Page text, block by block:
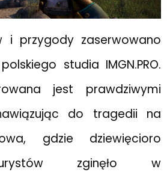
i przygody zaserwowano
studia IMGN.PRO.
jest prawdziwymi
do tragedii na
gdzie dziewięcioro
zginęło w